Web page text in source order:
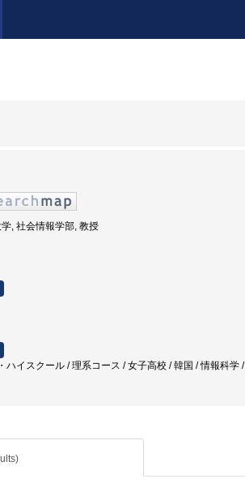
, 社会情報学部, 教授
ハイスクール / 理系コース / 女子高校 / 韓国 / 情報科学